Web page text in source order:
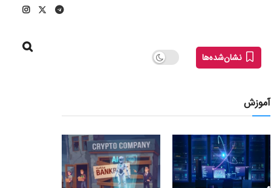
نشان‌شده‌ها
آموزش